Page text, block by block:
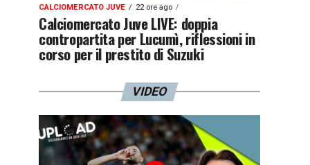
CALCIOMERCATO JUVE 22 ore ago
Calciomercato Juve LIVE: doppia
contropartita per Lucumì, riflessioni in
corso per il prestito di Suzuki
VIDEO